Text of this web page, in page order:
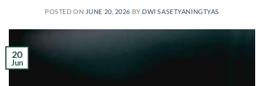
POSTED ON JUNE 20, 2026 BY DWI SASETYANINGTYAS
20
Jun